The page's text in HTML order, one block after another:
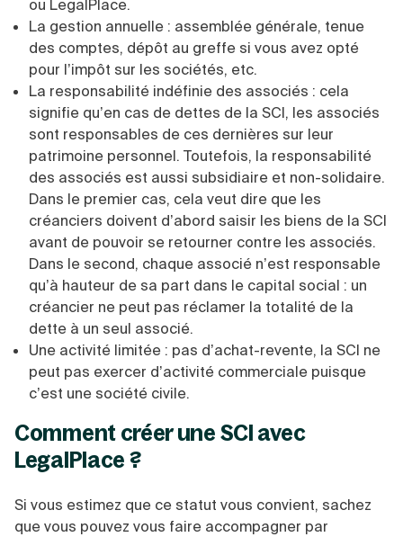
ou LegalPlace.
La gestion annuelle : assemblée générale, tenue
des comptes, dépôt au greffe si vous avez opté
pour l’impôt sur les sociétés, etc.
La responsabilité indéfinie des associés : cela
signifie qu’en cas de dettes de la SCI, les associés
sont responsables de ces dernières sur leur
patrimoine personnel. Toutefois, la responsabilité
des associés est aussi subsidiaire et non-solidaire.
Dans le premier cas, cela veut dire que les
créanciers doivent d’abord saisir les biens de la SCI
avant de pouvoir se retourner contre les associés.
Dans le second, chaque associé n’est responsable
qu’à hauteur de sa part dans le capital social : un
créancier ne peut pas réclamer la totalité de la
dette à un seul associé.
Une activité limitée : pas d’achat-revente, la SCI ne
peut pas exercer d’activité commerciale puisque
c’est une société civile.
Comment créer une SCI avec
LegalPlace ?
Si vous estimez que ce statut vous convient, sachez
que vous pouvez vous faire accompagner par